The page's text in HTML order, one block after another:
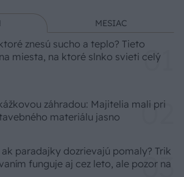
MESIAC
znesú sucho a teplo? Tieto
miesta, na ktoré slnko svieti celý
záhradou: Majitelia mali pri
materiálu jasno
paradajky dozrievajú pomaly? Trik
funguje aj cez leto, ale pozor na